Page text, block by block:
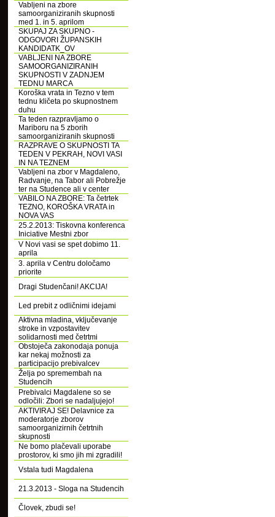
Vabljeni na zbore
samoorganiziranih skupnosti
med 1. in 5. aprilom
SKUPAJ ZA SKUPNO -
ODGOVORI ŽUPANSKIH
KANDIDATK_OV
VABLJENI NA ZBORE
SAMOORGANIZIRANIH
SKUPNOSTI V ZADNJEM
TEDNU MARCA
Koroška vrata in Tezno v tem
tednu kličeta po skupnostnem
duhu
Ta teden razpravljamo o
Mariboru na 5 zborih
samoorganiziranih skupnosti
RAZPRAVE O SKUPNOSTI TA
TEDEN V PEKRAH, NOVI VASI
IN NA TEZNEM
Vabljeni na zbor v Magdaleno,
Radvanje, na Tabor ali Pobrežje
ter na Studence ali v center
VABILO NA ZBORE: Ta četrtek
TEZNO, KOROŠKA VRATA in
NOVA VAS
25.2.2013: Tiskovna konferenca
Iniciative Mestni zbor
V Novi vasi se spet dobimo 11.
aprila
3. aprila v Centru določamo
priorite
Dragi Studenčani! AKCIJA!
Led prebit z odličnimi idejami
Aktivna mladina, vključevanje
stroke in vzpostavitev
solidarnosti med četrtmi
Obstoječa zakonodaja ponuja
kar nekaj možnosti za
participacijo prebivalcev
Želja po spremembah na
Studencih
Prebivalci Magdalene so se
odločili: Zbori se nadaljujejo!
AKTIVIRAJ SE! Delavnice za
moderatorje zborov
samoorganizirnih četrtnih
skupnosti
Ne bomo plačevali uporabe
prostorov, ki smo jih mi zgradili!
Vstala tudi Magdalena
21.3.2013 - Sloga na Studencih
Človek, zbudi se!